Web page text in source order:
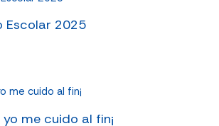
Escolar 2025
me cuido al fin¡